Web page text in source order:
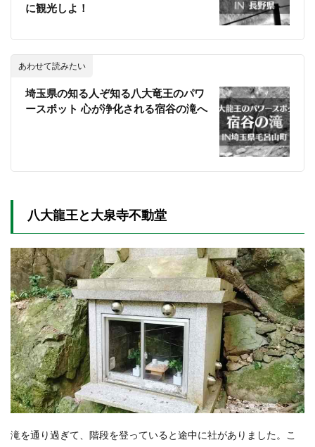
に観光しよ！
あわせて読みたい
埼玉県の知る人ぞ知る八大竜王のパワ
ースポット 心が浄化される宿谷の滝へ
八大龍王と大泉寺不動堂
滝を通り過ぎて、階段を登っていると途中に社がありました。こ